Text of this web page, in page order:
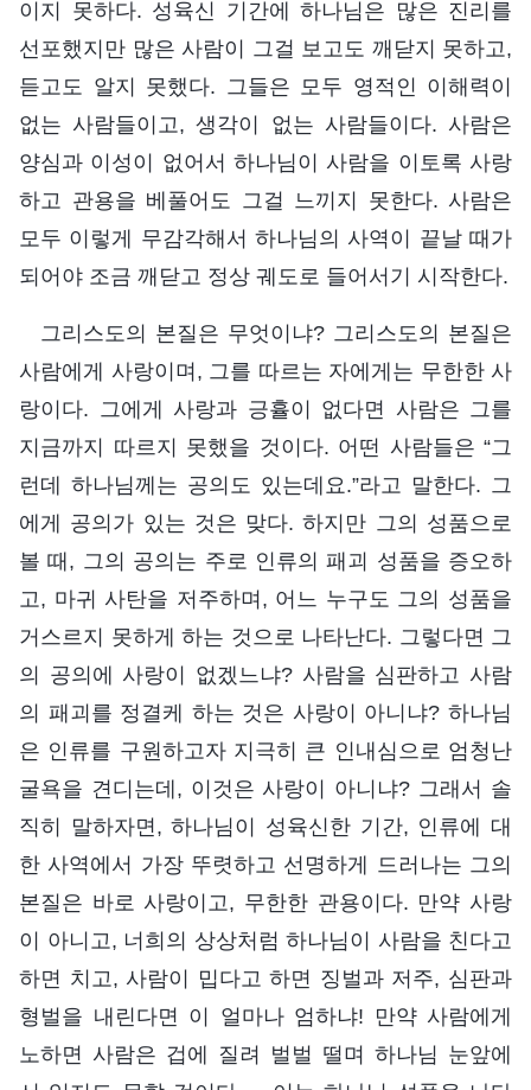
이지 못하다. 성육신 기간에 하나님은 많은 진리를
선포했지만 많은 사람이 그걸 보고도 깨닫지 못하고,
듣고도 알지 못했다. 그들은 모두 영적인 이해력이
없는 사람들이고, 생각이 없는 사람들이다. 사람은
양심과 이성이 없어서 하나님이 사람을 이토록 사랑
하고 관용을 베풀어도 그걸 느끼지 못한다. 사람은
모두 이렇게 무감각해서 하나님의 사역이 끝날 때가
되어야 조금 깨닫고 정상 궤도로 들어서기 시작한다.
그리스도의 본질은 무엇이냐? 그리스도의 본질은
사람에게 사랑이며, 그를 따르는 자에게는 무한한 사
랑이다. 그에게 사랑과 긍휼이 없다면 사람은 그를
지금까지 따르지 못했을 것이다. 어떤 사람들은 “그
런데 하나님께는 공의도 있는데요.”라고 말한다. 그
에게 공의가 있는 것은 맞다. 하지만 그의 성품으로
볼 때, 그의 공의는 주로 인류의 패괴 성품을 증오하
고, 마귀 사탄을 저주하며, 어느 누구도 그의 성품을
거스르지 못하게 하는 것으로 나타난다. 그렇다면 그
의 공의에 사랑이 없겠느냐? 사람을 심판하고 사람
의 패괴를 정결케 하는 것은 사랑이 아니냐? 하나님
은 인류를 구원하고자 지극히 큰 인내심으로 엄청난
굴욕을 견디는데, 이것은 사랑이 아니냐? 그래서 솔
직히 말하자면, 하나님이 성육신한 기간, 인류에 대
한 사역에서 가장 뚜렷하고 선명하게 드러나는 그의
본질은 바로 사랑이고, 무한한 관용이다. 만약 사랑
이 아니고, 너희의 상상처럼 하나님이 사람을 친다고
하면 치고, 사람이 밉다고 하면 징벌과 저주, 심판과
형벌을 내린다면 이 얼마나 엄하냐! 만약 사람에게
노하면 사람은 겁에 질려 벌벌 떨며 하나님 눈앞에